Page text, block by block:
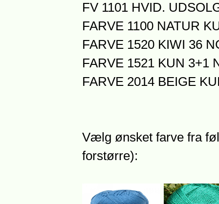
FV 1101 HVID.
FARVE 1100 NATUR
FARVE 1520 KIWI 36
FARVE 1521 KUN 3+1
FARVE 2014 BEIGE
Vælg ønsket farve fra
forstørre):